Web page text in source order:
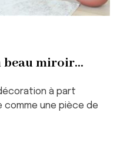
miroir...
à part
comme une pièce de